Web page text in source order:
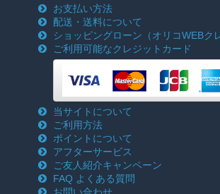
お支払い方法
配送・送料について
ショッピングローン （オリコWEBク
ご利用可能なクレジットカード
当サイトについて
ご利用方法
ポイントについて
アフターサービス
ご友人紹介キャンペーン
FAQ よくある質問